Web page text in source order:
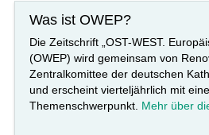
Was ist OWEP?
Die Zeitschrift „OST-WEST.
(OWEP) wird gemeinsam von
Zentralkomittee der deutschen
und erscheint vierteljährlich mit
Themenschwerpunkt. Mehr über